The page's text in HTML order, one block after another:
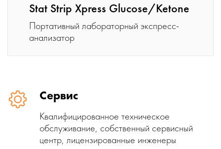
Stat Strip Xpress Glucose/Ketone
Портативный лабораторный экспресс-
анализатор
Сервис
Квалифицированное техническое
обслуживание, собственный сервисный
центр, лицензированные инженеры